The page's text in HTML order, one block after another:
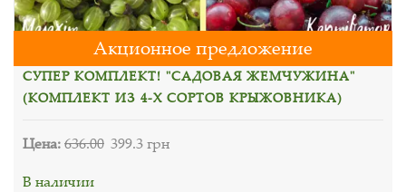
Акционное предложение
СУПЕР КОМПЛЕКТ! "САДОВАЯ ЖЕМЧУЖИНА"
(КОМПЛЕКТ ИЗ 4-Х СОРТОВ КРЫЖОВНИКА)
Цена:636.00 399.3 грн
В наличии